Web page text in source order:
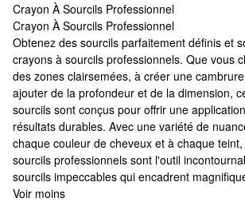
Crayon À Sourcils Professionnel
Crayon À Sourcils Professionnel
Crayon À Sourcils Professionnel
Obtenez des sourcils parfaitement définis et
crayons à sourcils professionnels. Que vous
des zones clairsemées, à créer une
ajouter de la profondeur et de la dimension,
sourcils sont conçus pour offrir une
résultats durables. Avec une variété de
chaque couleur de cheveux et à chaque
sourcils professionnels sont l'outil
sourcils impeccables qui encadrent
Voir moins